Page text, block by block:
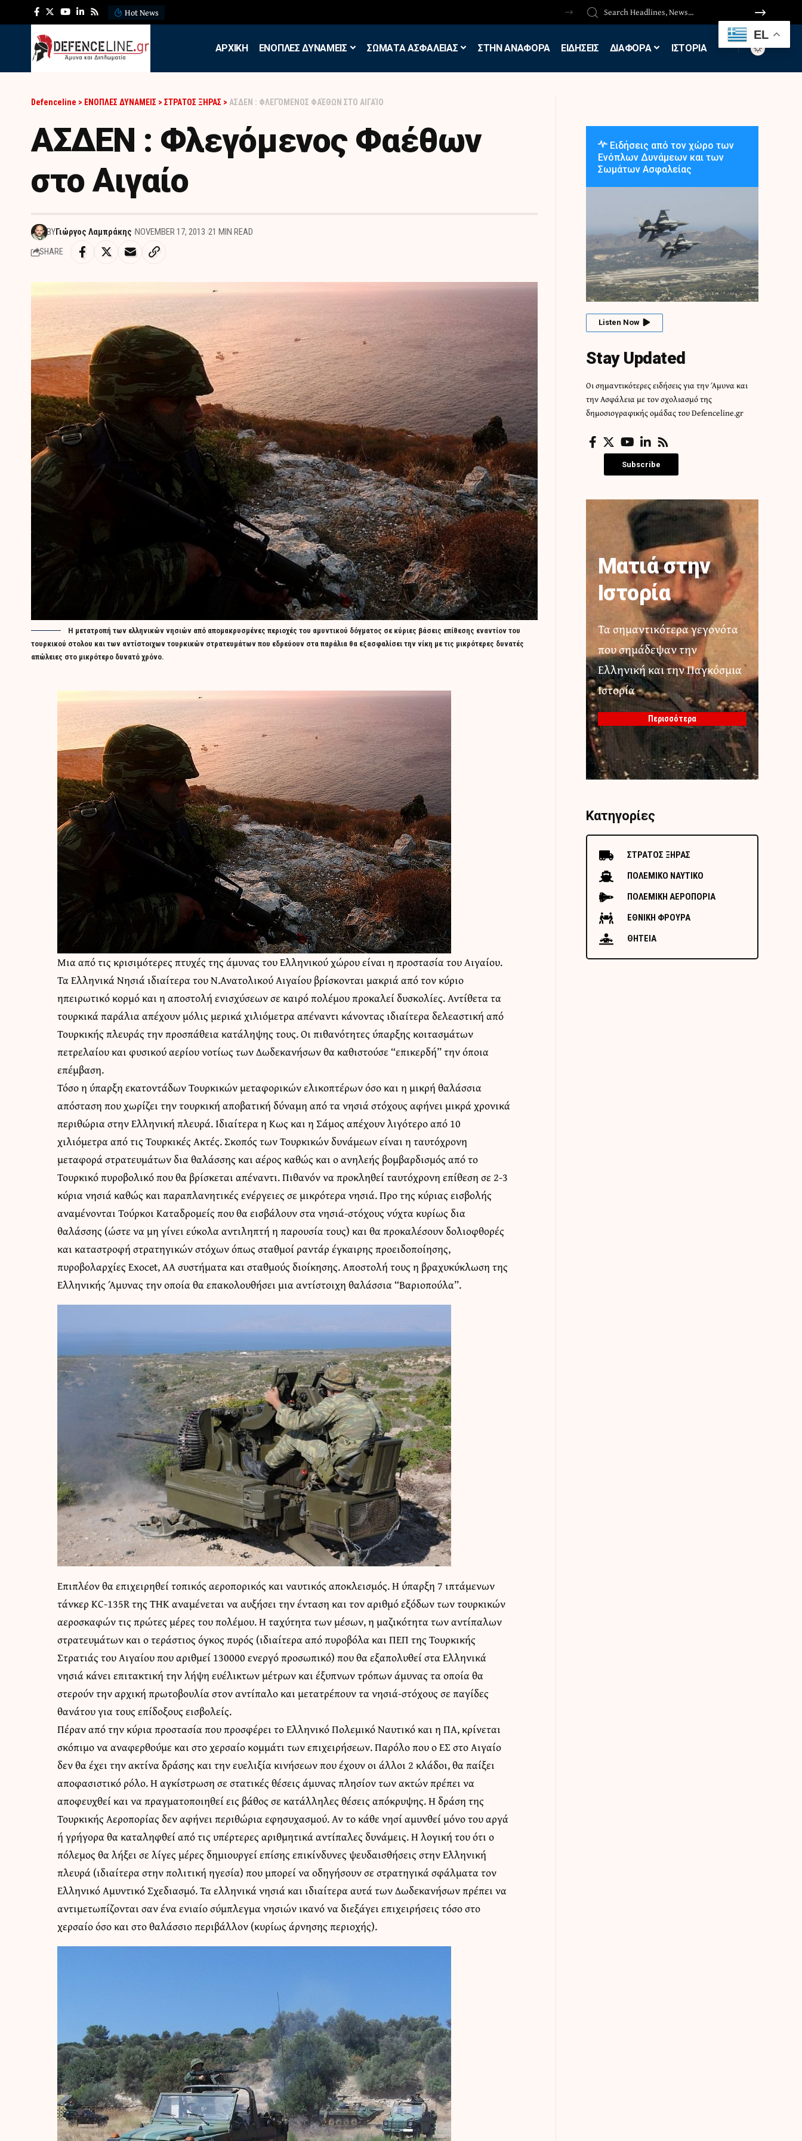
Hot News
APXIKH ΕΝΟΠΛΕΣ ΔΥΝΑΜΕΙΣ ΣΩΜΑΤΑ ΑΣΦΑΛΕΙΑΣ ΣΤΗΝ ΑΝΑΦΟΡΑ ΕΙΔΗΣΕΙΣ ΔΙΑΦΟΡΑ ΙΣΤΟΡΙΑ
Defenceline > ΕΝΟΠΛΕΣ ΔΥΝΑΜΕΙΣ > ΣΤΡΑΤΟΣ ΞΗΡΑΣ > ΑΣΔΕΝ : ΦΛΕΓΌΜΕΝΟΣ ΦΑΈΘΩΝ ΣΤΟ ΑΙΓΑΊΟ
ΑΣΔΕΝ : Φλεγόμενος Φαέθων
στο Αιγαίο
BYΓιώργος Λαμπράκης NOVEMBER 17, 2013 21 MIN READ
SHARE
Η μετατροπή των ελληνικών νησιών από απομακρυσμένες περιοχές του αμυντικού δόγματος σε κύριες βάσεις επίθεσης εναντίον του
τουρκικού στολου και των αντίστοιχων τουρκικών στρατευμάτων που εδρεύουν στα παράλια θα εξασφαλίσει την νίκη με τις μικρότερες δυνατές
απώλειες στο μικρότερο δυνατό χρόνο.
Μια από τις κρισιμότερες πτυχές της άμυνας του Ελληνικού χώρου είναι η προστασία του Αιγαίου.
Τα Ελληνικά Νησιά ιδιαίτερα του Ν.Ανατολικού Αιγαίου βρίσκονται μακριά από τον κύριο
ηπειρωτικό κορμό και η αποστολή ενισχύσεων σε καιρό πολέμου προκαλεί δυσκολίες. Αντίθετα τα
τουρκικά παράλια απέχουν μόλις μερικά χιλιόμετρα απέναντι κάνοντας ιδιαίτερα δελεαστική από
Τουρκικής πλευράς την προσπάθεια κατάληψης τους. Oι πιθανότητες ύπαρξης κοιτασμάτων
πετρελαίου και φυσικού αερίου νοτίως των Δωδεκανήσων θα καθιστούσε “επικερδή” την όποια
επέμβαση.
Τόσο η ύπαρξη εκατοντάδων Τουρκικών μεταφορικών ελικοπτέρων όσο και η μικρή θαλάσσια
απόσταση που χωρίζει την τουρκική αποβατική δύναμη από τα νησιά στόχους αφήνει μικρά χρονικά
περιθώρια στην Ελληνική πλευρά. Ιδιαίτερα η Κως και η Σάμος απέχουν λιγότερο από 10
χιλιόμετρα από τις Τουρκικές Ακτές. Σκοπός των Τουρκικών δυνάμεων είναι η ταυτόχρονη
μεταφορά στρατευμάτων δια θαλάσσης και αέρος καθώς και ο ανηλεής βομβαρδισμός από το
Τουρκικό πυροβολικό που θα βρίσκεται απέναντι. Πιθανόν να προκληθεί ταυτόχρονη επίθεση σε 2-3
κύρια νησιά καθώς και παραπλανητικές ενέργειες σε μικρότερα νησιά. Προ της κύριας εισβολής
αναμένονται Τούρκοι Καταδρομείς που θα εισβάλουν στα νησιά-στόχους νύχτα κυρίως δια
θαλάσσης (ώστε να μη γίνει εύκολα αντιληπτή η παρουσία τους) και θα προκαλέσουν δολιοφθορές
και καταστροφή στρατηγικών στόχων όπως σταθμοί ραντάρ έγκαιρης προειδοποίησης,
πυροβολαρχίες Exocet, AA συστήματα και σταθμούς διοίκησης. Αποστολή τους η βραχυκύκλωση της
Ελληνικής Άμυνας την οποία θα επακολουθήσει μια αντίστοιχη θαλάσσια “Βαριοπούλα”.
Επιπλέον θα επιχειρηθεί τοπικός αεροπορικός και ναυτικός αποκλεισμός. Η ύπαρξη 7 ιπτάμενων
τάνκερ KC-135R της TΗΚ αναμένεται να αυξήσει την ένταση και τον αριθμό εξόδων των τουρκικών
αεροσκαφών τις πρώτες μέρες του πολέμου. Η ταχύτητα των μέσων, η μαζικότητα των αντίπαλων
στρατευμάτων και ο τεράστιος όγκος πυρός (ιδιαίτερα από πυροβόλα και ΠΕΠ της Τουρκικής
Στρατιάς του Αιγαίου που αριθμεί 130000 ενεργό προσωπικό) που θα εξαπολυθεί στα Ελληνικά
νησιά κάνει επιτακτική την λήψη ευέλικτων μέτρων και έξυπνων τρόπων άμυνας τα οποία θα
στερούν την αρχική πρωτοβουλία στον αντίπαλο και μετατρέπουν τα νησιά-στόχους σε παγίδες
θανάτου για τους επίδοξους εισβολείς.
Πέραν από την κύρια προστασία που προσφέρει το Ελληνικό Πολεμικό Ναυτικό και η ΠΑ, κρίνεται
σκόπιμο να αναφερθούμε και στο χερσαίο κομμάτι των επιχειρήσεων. Παρόλο που ο ΕΣ στο Αιγαίο
δεν θα έχει την ακτίνα δράσης και την ευελιξία κινήσεων που έχουν οι άλλοι 2 κλάδοι, θα παίξει
αποφασιστικό ρόλο. Η αγκίστρωση σε στατικές θέσεις άμυνας πλησίον των ακτών πρέπει να
αποφευχθεί και να πραγματοποιηθεί εις βάθος σε κατάλληλες θέσεις απόκρυψης. Η δράση της
Τουρκικής Αεροπορίας δεν αφήνει περιθώρια εφησυχασμού. Αν το κάθε νησί αμυνθεί μόνο του αργά
ή γρήγορα θα καταληφθεί από τις υπέρτερες αριθμητικά αντίπαλες δυνάμεις. Η λογική του ότι ο
πόλεμος θα λήξει σε λίγες μέρες δημιουργεί επίσης επικίνδυνες ψευδαισθήσεις στην Ελληνική
πλευρά (ιδιαίτερα στην πολιτική ηγεσία) που μπορεί να οδηγήσουν σε στρατηγικά σφάλματα τον
Ελληνικό Αμυντικό Σχεδιασμό. Τα ελληνικά νησιά και ιδιαίτερα αυτά των Δωδεκανήσων πρέπει να
αντιμετωπίζονται σαν ένα ενιαίο σύμπλεγμα νησιών ικανό να διεξάγει επιχειρήσεις τόσο στο
χερσαίο όσο και στο θαλάσσιο περιβάλλον (κυρίως άρνησης περιοχής).
Ειδήσεις από τον χώρο των
Ενόπλων Δυνάμεων και των
Σωμάτων Ασφαλείας
Listen Now
Stay Updated
Οι σημαντικότερες ειδήσεις για την Άμυνα και
την Ασφάλεια με τον σχολιασμό της
δημοσιογραφικής ομάδας του Defenceline.gr
Subscribe
Ματιά στην
Ιστορία
Τα σημαντικότερα γεγονότα
που σημάδεψαν την
Ελληνική και την Παγκόσμια
Ιστορία
Περισσότερα
Κατηγορίες
ΣΤΡΑΤΟΣ ΞΗΡΑΣ
ΠΟΛΕΜΙΚΟ ΝΑΥΤΙΚΟ
ΠΟΛΕΜΙΚΗ ΑΕΡΟΠΟΡΙΑ
ΕΘΝΙΚΗ ΦΡΟΥΡΑ
ΘΗΤΕΙΑ
EL